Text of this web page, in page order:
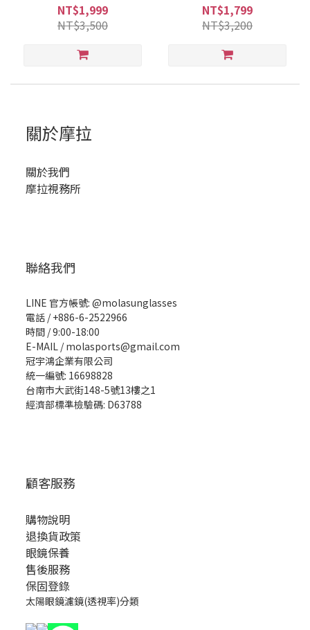
NT$1,999
NT$3,500
NT$1,799
NT$3,200
關於摩拉
關於我們
摩拉視務所
聯絡我們
LINE 官方帳號: @molasunglasses
電話 / +886-6-2522966
時間 / 9:00-18:00
E-MAIL / molasports@gmail.com
冠宇鴻企業有限公司
統一編號: 16698828
台南市大武街148-5號13樓之1
經濟部標準檢驗碼: D63788
顧客服務
購物說明
退換貨政策
眼鏡保養
售後服務
保固登錄
太陽眼鏡濾鏡(透視率)分類